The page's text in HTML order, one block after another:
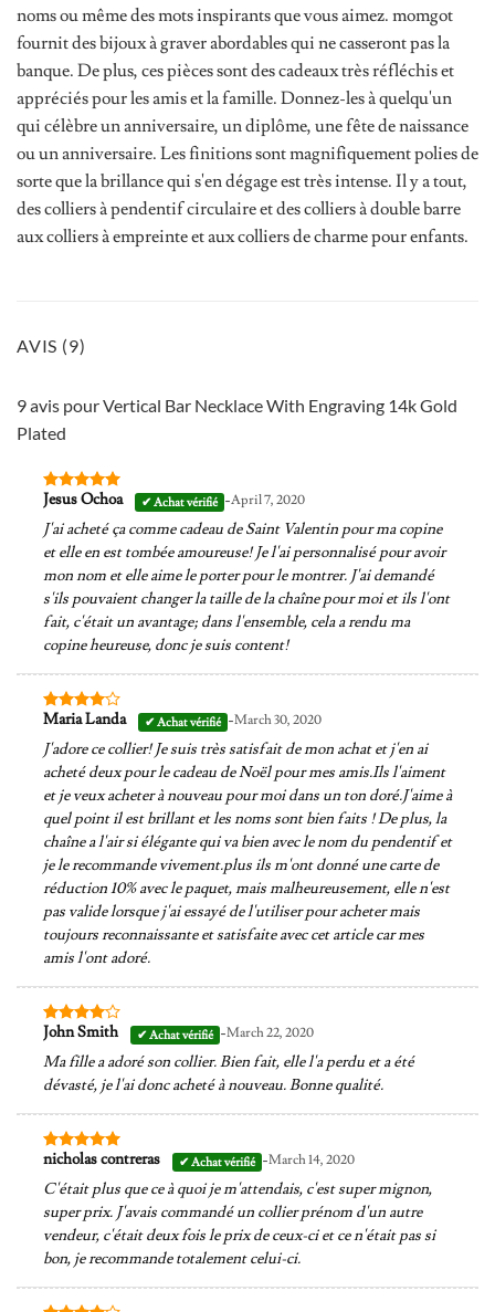
noms ou même des mots inspirants que vous aimez. momgot
fournit des bijoux à graver abordables qui ne casseront pas la
banque. De plus, ces pièces sont des cadeaux très réfléchis et
appréciés pour les amis et la famille. Donnez-les à quelqu'un
qui célèbre un anniversaire, un diplôme, une fête de naissance
ou un anniversaire. Les finitions sont magnifiquement polies de
sorte que la brillance qui s'en dégage est très intense. Il y a tout,
des colliers à pendentif circulaire et des colliers à double barre
aux colliers à empreinte et aux colliers de charme pour enfants.
AVIS (9)
9 avis pourVertical Bar Necklace With Engraving 14k Gold
Plated
Note 5sur
Jesus Ochoa -April 7, 2020
J'ai acheté ça comme cadeau de Saint Valentin pour ma copine
et elle en est tombée amoureuse! Je l'ai personnalisé pour avoir
mon nom et elle aime le porter pour le montrer. J'ai demandé
s'ils pouvaient changer la taille de la chaîne pour moi et ils l'ont
fait, c'était un avantage; dans l'ensemble, cela a rendu ma
copine heureuse, donc je suis content!
Note4
Maria Landa -March 30, 2020
J'adore ce collier! Je suis très satisfait de mon achat et j'en ai
acheté deux pour le cadeau de Noël pour mes amis.Ils l'aiment
et je veux acheter à nouveau pour moi dans un ton doré.J'aime à
quel point il est brillant et les noms sont bien faits ! De plus, la
chaîne a l'air si élégante qui va bien avec le nom du pendentif et
je le recommande vivement.plus ils m'ont donné une carte de
réduction 10% avec le paquet, mais malheureusement, elle n'est
pas valide lorsque j'ai essayé de l'utiliser pour acheter mais
toujours reconnaissante et satisfaite avec cet article car mes
amis l'ont adoré.
Note4
John Smith -March 22, 2020
Ma fille a adoré son collier. Bien fait, elle l'a perdu et a été
dévasté, je l'ai donc acheté à nouveau. Bonne qualité.
Note5sur
nicholas contreras -March 14, 2020
C'était plus que ce à quoi je m'attendais, c'est super mignon,
super prix. J'avais commandé un collier prénom d'un autre
vendeur, c'était deux fois le prix de ceux-ci et ce n'était pas si
bon, je recommande totalement celui-ci.